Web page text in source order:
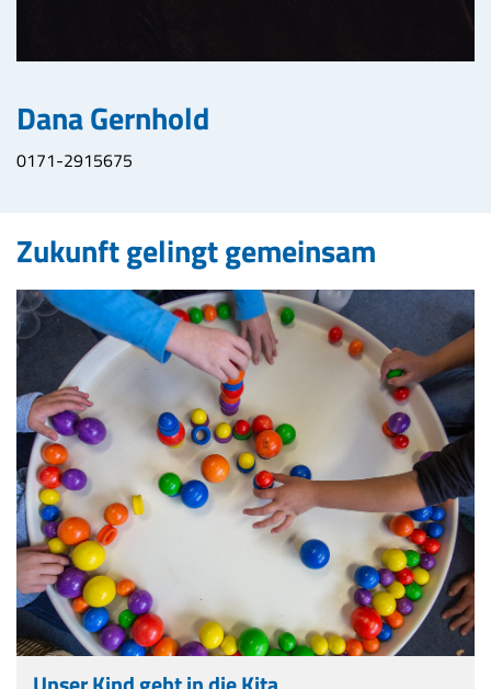
Dana Gernhold
0171-2915675
Zukunft gelingt gemeinsam